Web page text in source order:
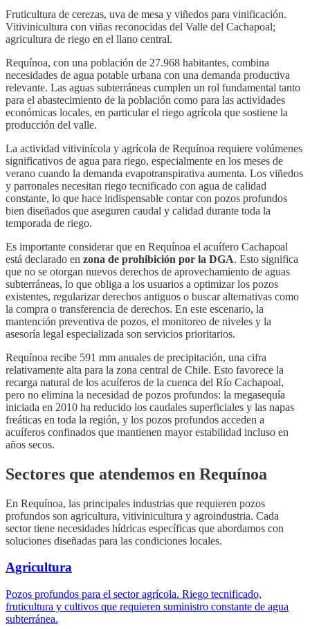
Fruticultura de cerezas, uva de mesa y viñedos para vinificación.
Vitivinicultura con viñas reconocidas del Valle del Cachapoal;
agricultura de riego en el llano central.
Requínoa, con una población de 27.968 habitantes, combina
necesidades de agua potable urbana con una demanda productiva
relevante. Las aguas subterráneas cumplen un rol fundamental tanto
para el abastecimiento de la población como para las actividades
económicas locales, en particular el riego agrícola que sostiene la
producción del valle.
La actividad vitivinícola y agrícola de Requínoa requiere volúmenes
significativos de agua para riego, especialmente en los meses de
verano cuando la demanda evapotranspirativa aumenta. Los viñedos
y parronales necesitan riego tecnificado con agua de calidad
constante, lo que hace indispensable contar con pozos profundos
bien diseñados que aseguren caudal y calidad durante toda la
temporada de riego.
Es importante considerar que en Requínoa el acuífero Cachapoal
está declarado en zona de prohibición por la DGA. Esto significa
que no se otorgan nuevos derechos de aprovechamiento de aguas
subterráneas, lo que obliga a los usuarios a optimizar los pozos
existentes, regularizar derechos antiguos o buscar alternativas como
la compra o transferencia de derechos. En este escenario, la
mantención preventiva de pozos, el monitoreo de niveles y la
asesoría legal especializada son servicios prioritarios.
Requínoa recibe 591 mm anuales de precipitación, una cifra
relativamente alta para la zona central de Chile. Esto favorece la
recarga natural de los acuíferos de la cuenca del Río Cachapoal,
pero no elimina la necesidad de pozos profundos: la megasequía
iniciada en 2010 ha reducido los caudales superficiales y las napas
freáticas en toda la región, y los pozos profundos acceden a
acuíferos confinados que mantienen mayor estabilidad incluso en
años secos.
Sectores que atendemos en Requínoa
En Requínoa, las principales industrias que requieren pozos
profundos son agricultura, vitivinicultura y agroindustria. Cada
sector tiene necesidades hídricas específicas que abordamos con
soluciones diseñadas para las condiciones locales.
Agricultura
Pozos profundos para el sector agrícola. Riego tecnificado,
fruticultura y cultivos que requieren suministro constante de agua
subterránea.